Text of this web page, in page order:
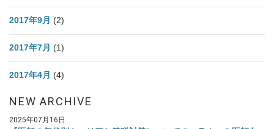
2017年9月 (2)
2017年7月 (1)
2017年4月 (4)
NEW ARCHIVE
2025年07月16日